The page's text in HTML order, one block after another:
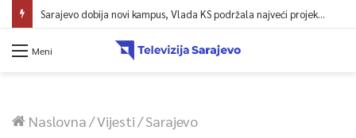
Sarajevo dobija novi kampus, Vlada KS podržala najveći projekt u historiji UNSA
Meni
Naslovna/Vijesti/Sarajevo